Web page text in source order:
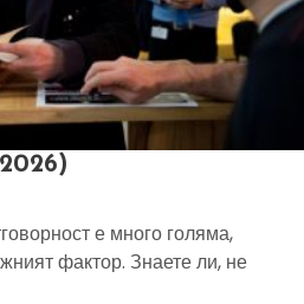
е много голяма,
фактор. Знаете ли, не